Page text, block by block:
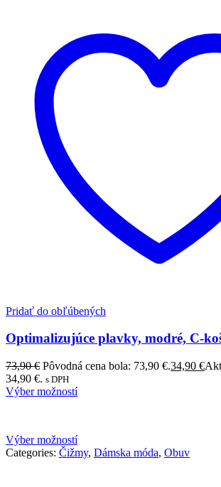
Pridať do obľúbených
Optimalizujúce plavky, modré, C-
73,90€ Pôvodná cena bola: 73,90 €.34,90 €
34,90 €. s DPH
Výber možností
Výber možností
Categories: Čižmy, Dámska móda, Obuv